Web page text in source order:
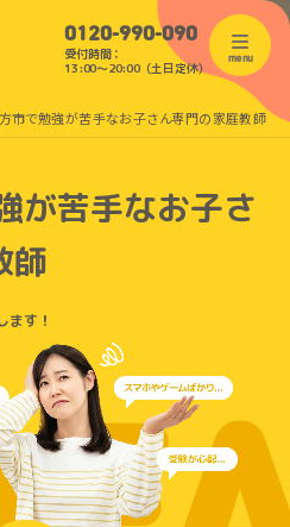
0120-990-090
受付時間：
13:00〜20:00（土日定休）
menu
市で勉強が苦手なお子さん専門の家庭教師
が苦手なお子さ
師
ます！